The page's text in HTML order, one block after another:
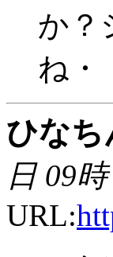
か？
ね・
ひなち
日 09
URL: